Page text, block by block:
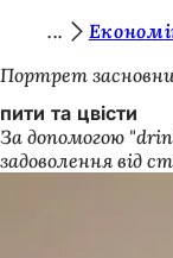
Перейти до
и
т
у
т
Портрет
пити та цвісти
За допомогою
задоволення від